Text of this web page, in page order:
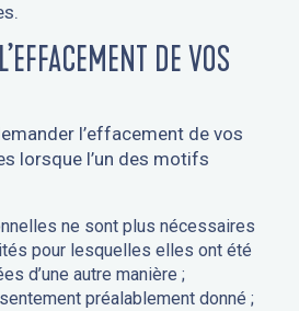
DE VOS
l’effacement de vos
lorsque l’un des motifs
ne sont plus nécessaires
pour lesquelles elles ont été
d’une autre manière ;
préalablement donné ;